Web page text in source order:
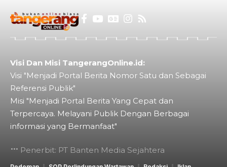
Visi Dan Misi TangerangOnline.id:
Visi "Menjadi Portal Berita Nomor Satu dan Sebagai
Referensi Publik"
Misi "Menjadi Portal Berita Yang Cepat dan
Terpercaya. Melayani Publik Dengan Berbagai
informasi yang Bermanfaat"
Penerbit: PT Banten Media Sejahtera